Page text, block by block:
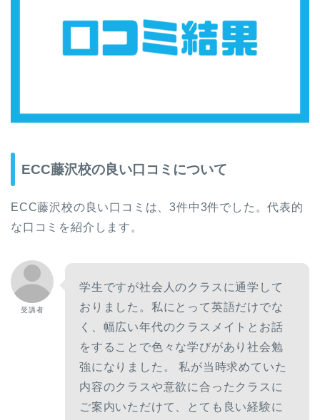
ECC藤沢校の良い口コミについて
ECC藤沢校の良い口コミは、3件中3件でした。代表的
な口コミを紹介します。
受講者
学生ですが社会人のクラスに通学して
おりました。私にとって英語だけでな
く、幅広い年代のクラスメイトとお話
をすることで色々な学びがあり社会勉
強になりました。 私が当時求めていた
内容のクラスや意欲に合ったクラスに
ご案内いただけて、とても良い経験に